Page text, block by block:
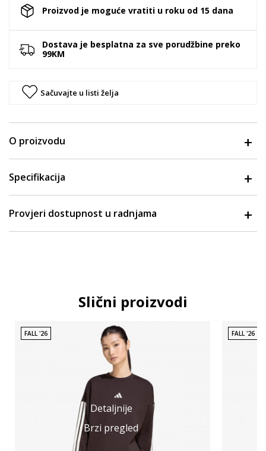
Proizvod je moguće vratiti u roku od 15 dana
Dostava je besplatna za sve porudžbine preko
99KM
Sačuvajte u listi želja
O proizvodu
Specifikacija
Provjeri dostupnost u radnjama
Slični proizvodi
Detaljnije
Brzi pregled
FALL '26 FALL '26